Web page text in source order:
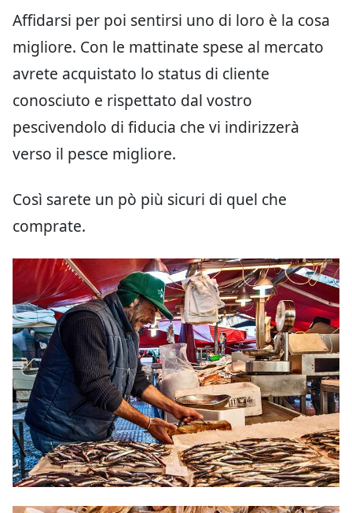
Affidarsi per poi sentirsi uno di loro è la cosa
migliore. Con le mattinate spese al mercato
avrete acquistato lo status di cliente
conosciuto e rispettato dal vostro
pescivendolo di fiducia che vi indirizzerà
verso il pesce migliore.
Così sarete un pò più sicuri di quel che
comprate.